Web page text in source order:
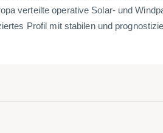
verteilte operative Solar- und
Profil mit stabilen und